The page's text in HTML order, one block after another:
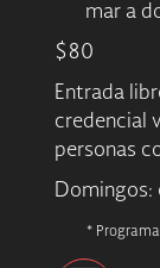
mar a
$80
Entrada
credencial
personas
Domingos:
*